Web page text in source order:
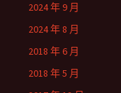
2024 年 9 月
2024 年 8 月
2018 年 6 月
2018 年 5 月